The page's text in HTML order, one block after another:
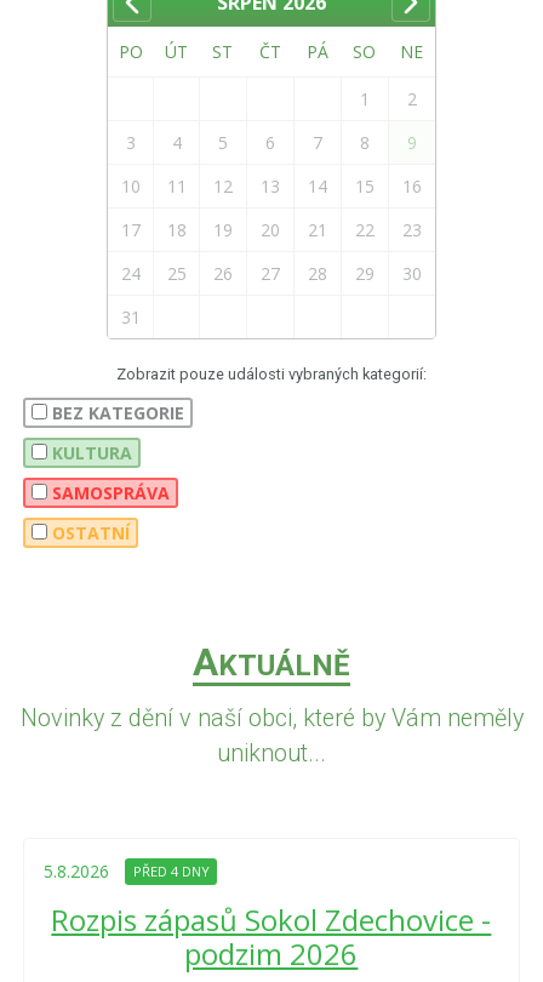
PO ÚT ST ČT PÁ SO NE
1
2
3
4 5 6 7 8
9
10
11 12 13 14 15
16
17
18 19 20 21 22
23
24
25 26 27 28 29
30
31
Zobrazit pouze události vybraných kategorií:
BEZ KATEGORIE
KULTURA
SAMOSPRÁVA
OSTATNÍ
AKTUÁLNĚ
Novinky z dění v naší obci, které by Vám neměly
uniknout...
5.8.2026 PŘED 4 DNY
Rozpis zápasů Sokol Zdechovice -
podzim 2026